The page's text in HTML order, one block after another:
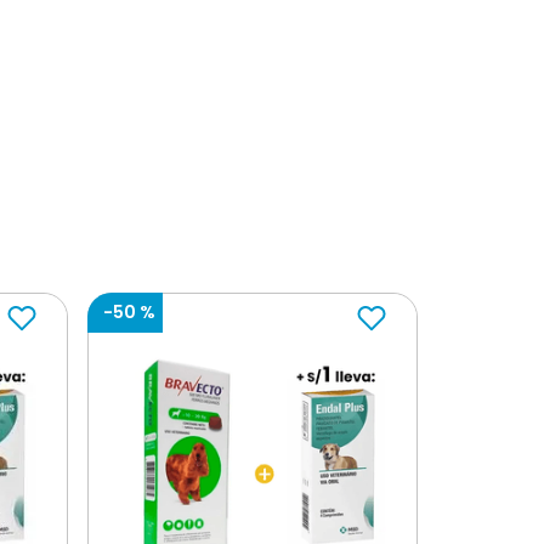
a la programación del pedido
calendario luego de recibir el producto.
-50 %